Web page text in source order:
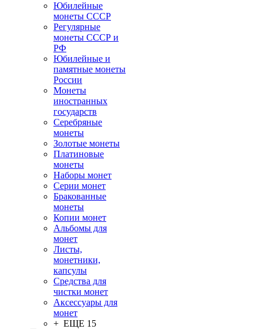
Юбилейные
монеты СССР
Регулярные
монеты СССР и
РФ
Юбилейные и
памятные монеты
России
Монеты
иностранных
государств
Серебряные
монеты
Золотые монеты
Платиновые
монеты
Наборы монет
Серии монет
Бракованные
монеты
Копии монет
Альбомы для
монет
Листы,
монетники,
капсулы
Средства для
чистки монет
Аксессуары для
монет
+ ЕЩЕ 15